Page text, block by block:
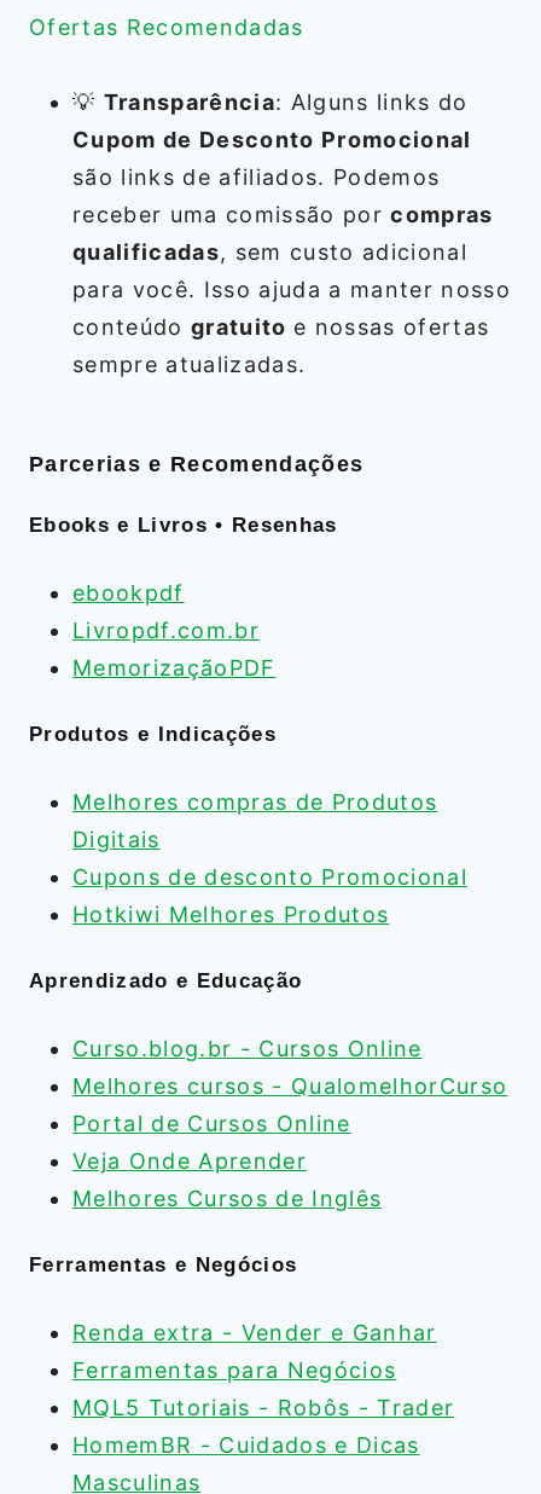
Ofertas Recomendadas
💡 Transparência: Alguns links do
Cupom de Desconto Promocional
são links de afiliados. Podemos
receber uma comissão porcompras
qualificadas, sem custo adicional
para você. Isso ajuda a manter nosso
conteúdo gratuito e nossas ofertas
sempre atualizadas.
Parcerias e Recomendações
Ebooks e Livros • Resenhas
ebookpdf
Livropdf.com.br
MemorizaçãoPDF
Produtos e Indicações
Melhores compras de Produtos
Digitais
Cupons de desconto Promocional
Hotkiwi Melhores Produtos
Aprendizado e Educação
Curso.blog.br - Cursos Online
Melhores cursos - QualomelhorCurso
Portal de Cursos Online
Veja Onde Aprender
Melhores Cursos de Inglês
Ferramentas e Negócios
Renda extra - Vender e Ganhar
Ferramentas para Negócios
MQL5 Tutoriais - Robôs - Trader
HomemBR - Cuidados e Dicas
Masculinas